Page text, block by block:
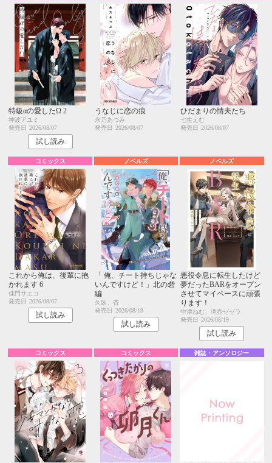
特級αの愛したΩ 2
神波アユミ
発売日
2026/08/07
試し読み
うなじに恋の痕
永乃あづみ
発売日
2026/08/07
ひだまりの情夫たち
七生えむ
発売日
2026/08/07
コミックス
これから俺は、後輩に抱
かれます 6
佳門サエコ
発売日 2026/08/07
試し読み
ノベルズ
「 俺、チート持ちじゃな
いんですけど！」北の砦
編
久臥、杏
発売日 2026/08/19
試し読み
ノベルズ
悪役令息に転生したけど
夢だったBARをオープン
させてマイペースに頑張
ります！
中津ねむ、滝壺ゼゼラ
発売日 2026/08/19
試し読み
コミックス コミックス 雑誌・アンソロジー